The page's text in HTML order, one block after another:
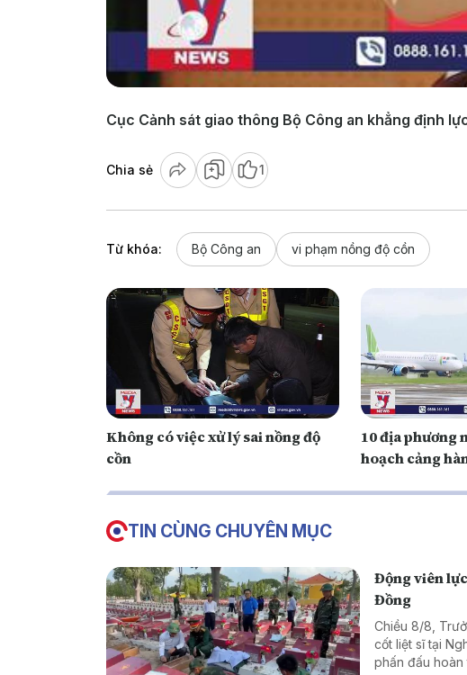
Cục Cảnh sát giao thông Bộ Công an khẳng định
Chia sẻ 1
Từ khóa: Bộ Công an vi phạm nồng độ cồn
Không có việc xử lý sai nồng độ
cồn
10 địa phương
hoạch cảng
TIN CÙNG CHUYÊN MỤC
Động viên
Đồng
Chiều 8/8,
cốt liệt sĩ tại
phấn đấu hoàn